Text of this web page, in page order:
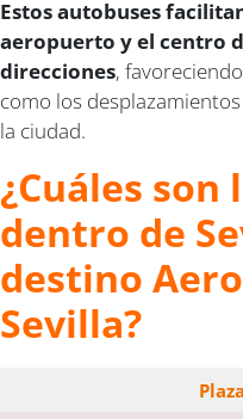
Estos autobuses
aeropuerto y el centro
direcciones,
como los
la ciudad.
¿Cuáles son
dentro de
destino
Sevilla?